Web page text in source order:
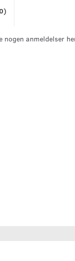
nogen anmeldelser